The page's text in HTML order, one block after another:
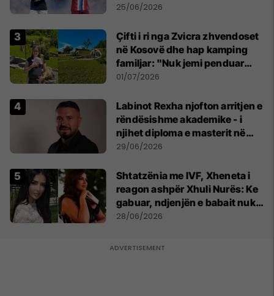
25/06/2026
Çifti i ri nga Zvicra zhvendoset
në Kosovë dhe hap kamping
familjar: "Nuk jemi penduar
asnjë ditë"
01/07/2026
Labinot Rexha njofton arritjen e
rëndësishme akademike - i
njihet diploma e masterit në
Psikologji në Zvicër
29/06/2026
Shtatzënia me IVF, Xheneta i
reagon ashpër Xhuli Nurës: Ke
gabuar, ndjenjën e babait nuk
mund t'ia plotësosh kurrë
28/06/2026